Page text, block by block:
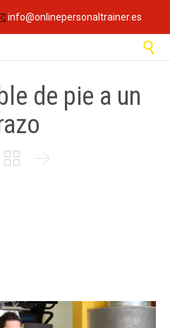
info@onlinepersonaltrainer.es

de pie a un
 